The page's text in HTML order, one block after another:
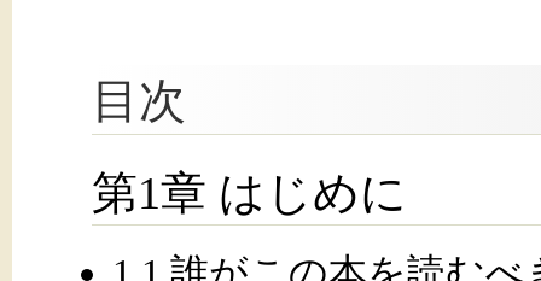
目次
第1章 はじめに
1.1 誰がこの本を読むべ